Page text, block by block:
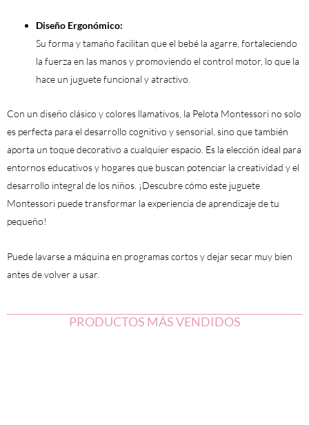
Diseño Ergonómico:
Su forma y tamaño facilitan que el bebé la agarre, fortaleciendo
la fuerza en las manos y promoviendo el control motor, lo que la
hace un juguete funcional y atractivo.
Con un diseño clásico y colores llamativos, la Pelota Montessori no solo
es perfecta para el desarrollo cognitivo y sensorial, sino que también
aporta un toque decorativo a cualquier espacio. Es la elección ideal para
entornos educativos y hogares que buscan potenciar la creatividad y el
desarrollo integral de los niños. ¡Descubre cómo este juguete
Montessori puede transformar la experiencia de aprendizaje de tu
pequeño!
Puede lavarse a máquina en programas cortos y dejar secar muy bien
antes de volver a usar.
PRODUCTOS MÁS VENDIDOS